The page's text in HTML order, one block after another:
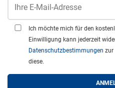
Ich möchte mich für den
Einwilligung kann jederzeit
Datenschutzbestimmungen zur
diese.